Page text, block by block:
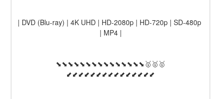
| DVD (Blu-ray) | 4K UHD | HD-2080p | HD-720p | SD-480p
| MP4 |
⬊⬊⬊⬊⬊⬊⬊⬊⬊⬊⬊⬊⬊⬊⬊🥇🥇🥇
⬋⬋⬋⬋⬋⬋⬋⬋⬋⬋⬋⬋⬋⬋⬋